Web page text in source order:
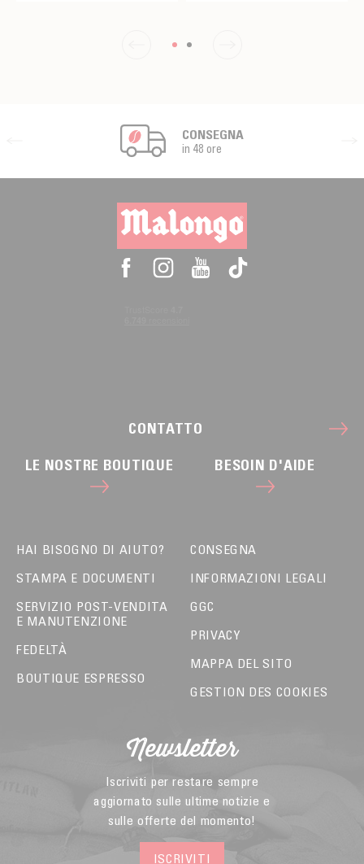
CONSEGNA
in 48 ore
CONTATTO
LE NOSTRE BOUTIQUE BESOIN D'AIDE
HAI BISOGNO DI AIUTO?
STAMPA E DOCUMENTI
SERVIZIO POST-VENDITA
E MANUTENZIONE
FEDELTÀ
BOUTIQUE ESPRESSO
CONSEGNA
INFORMAZIONI LEGALI
GGC
PRIVACY
MAPPA DEL SITO
GESTION DES COOKIES
Newsletter
Iscriviti per restare sempre
aggiornato sulle ultime notizie e
sulle offerte del momento!
ISCRIVITI